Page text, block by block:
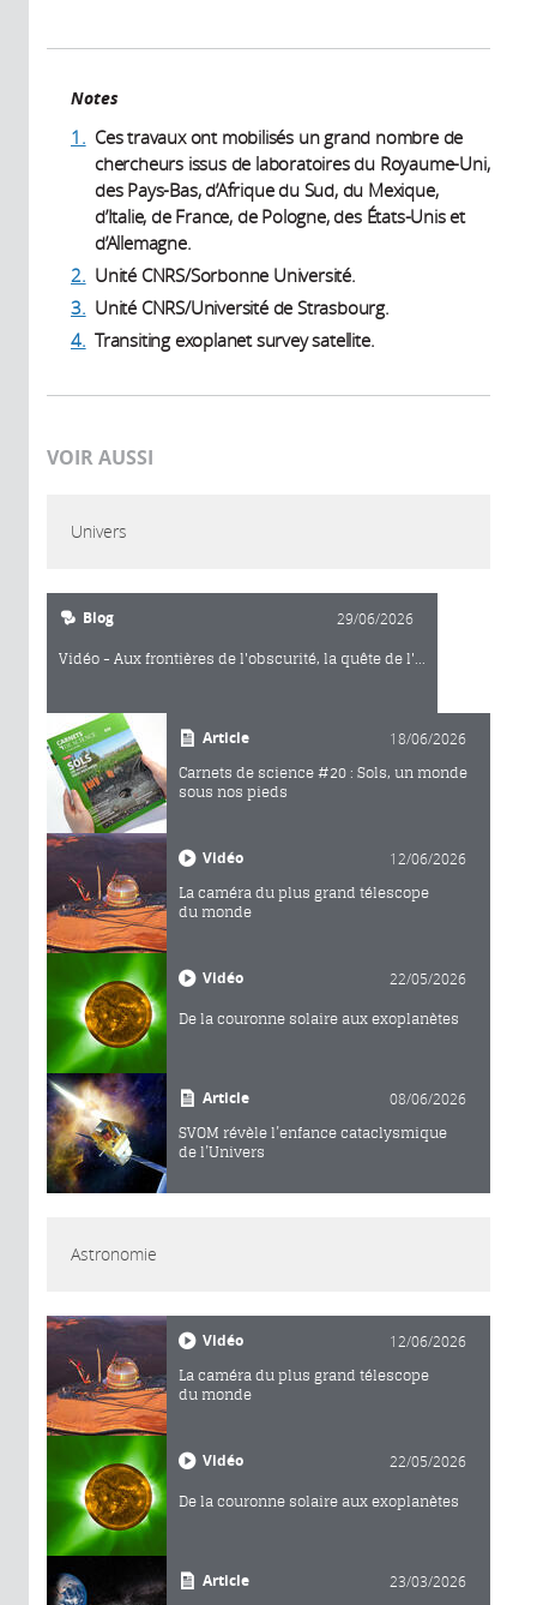
Notes
1. Ces travaux ont mobilisés un grand nombre de
chercheurs issus de laboratoires du Royaume-Uni,
des Pays-Bas, d’Afrique du Sud, du Mexique,
d’Italie, de France, de Pologne, des États-Unis et
d’Allemagne.
2. Unité CNRS/Sorbonne Université.
3. Unité CNRS/Université de Strasbourg.
4. Transiting exoplanet survey satellite.
VOIR AUSSI
Univers
Blog 29/06/2026
Vidéo - Aux frontières de l'obscurité, la quête de l'...
Article 18/06/2026
Carnets de science #20 : Sols, un monde
sous nos pieds
Vidéo 12/06/2026
La caméra du plus grand télescope
du monde
Vidéo 22/05/2026
De la couronne solaire aux exoplanètes
Article 08/06/2026
SVOM révèle l’enfance cataclysmique
de l’Univers
Astronomie
Vidéo 12/06/2026
La caméra du plus grand télescope
du monde
Vidéo 22/05/2026
De la couronne solaire aux exoplanètes
Article 23/03/2026